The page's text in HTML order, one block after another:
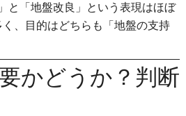
と「地盤改良」という表現はほぼ
、目的はどちらも「地盤の支持
かどうか？判断